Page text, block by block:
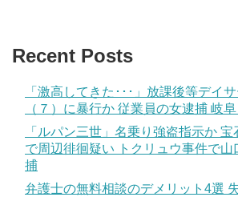
Recent Posts
「激高してきた･･･」放課後等デイ
（７）に暴行か 従業員の女逮捕 岐
「ルパン三世」名乗り強盗指示か
で周辺徘徊疑い トクリュウ事件で山
捕
弁護士の無料相談のデメリット4選